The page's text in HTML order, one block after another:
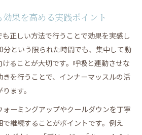
果を高める実践ポイント
正しい方法で行うことで効果を実感し
分という限られた時間でも、集中して動
ることが大切です。呼吸と連動させな
を行うことで、インナーマッスルの活
ます。
ーミングアップやクールダウンを丁寧
継続することがポイントです。例え